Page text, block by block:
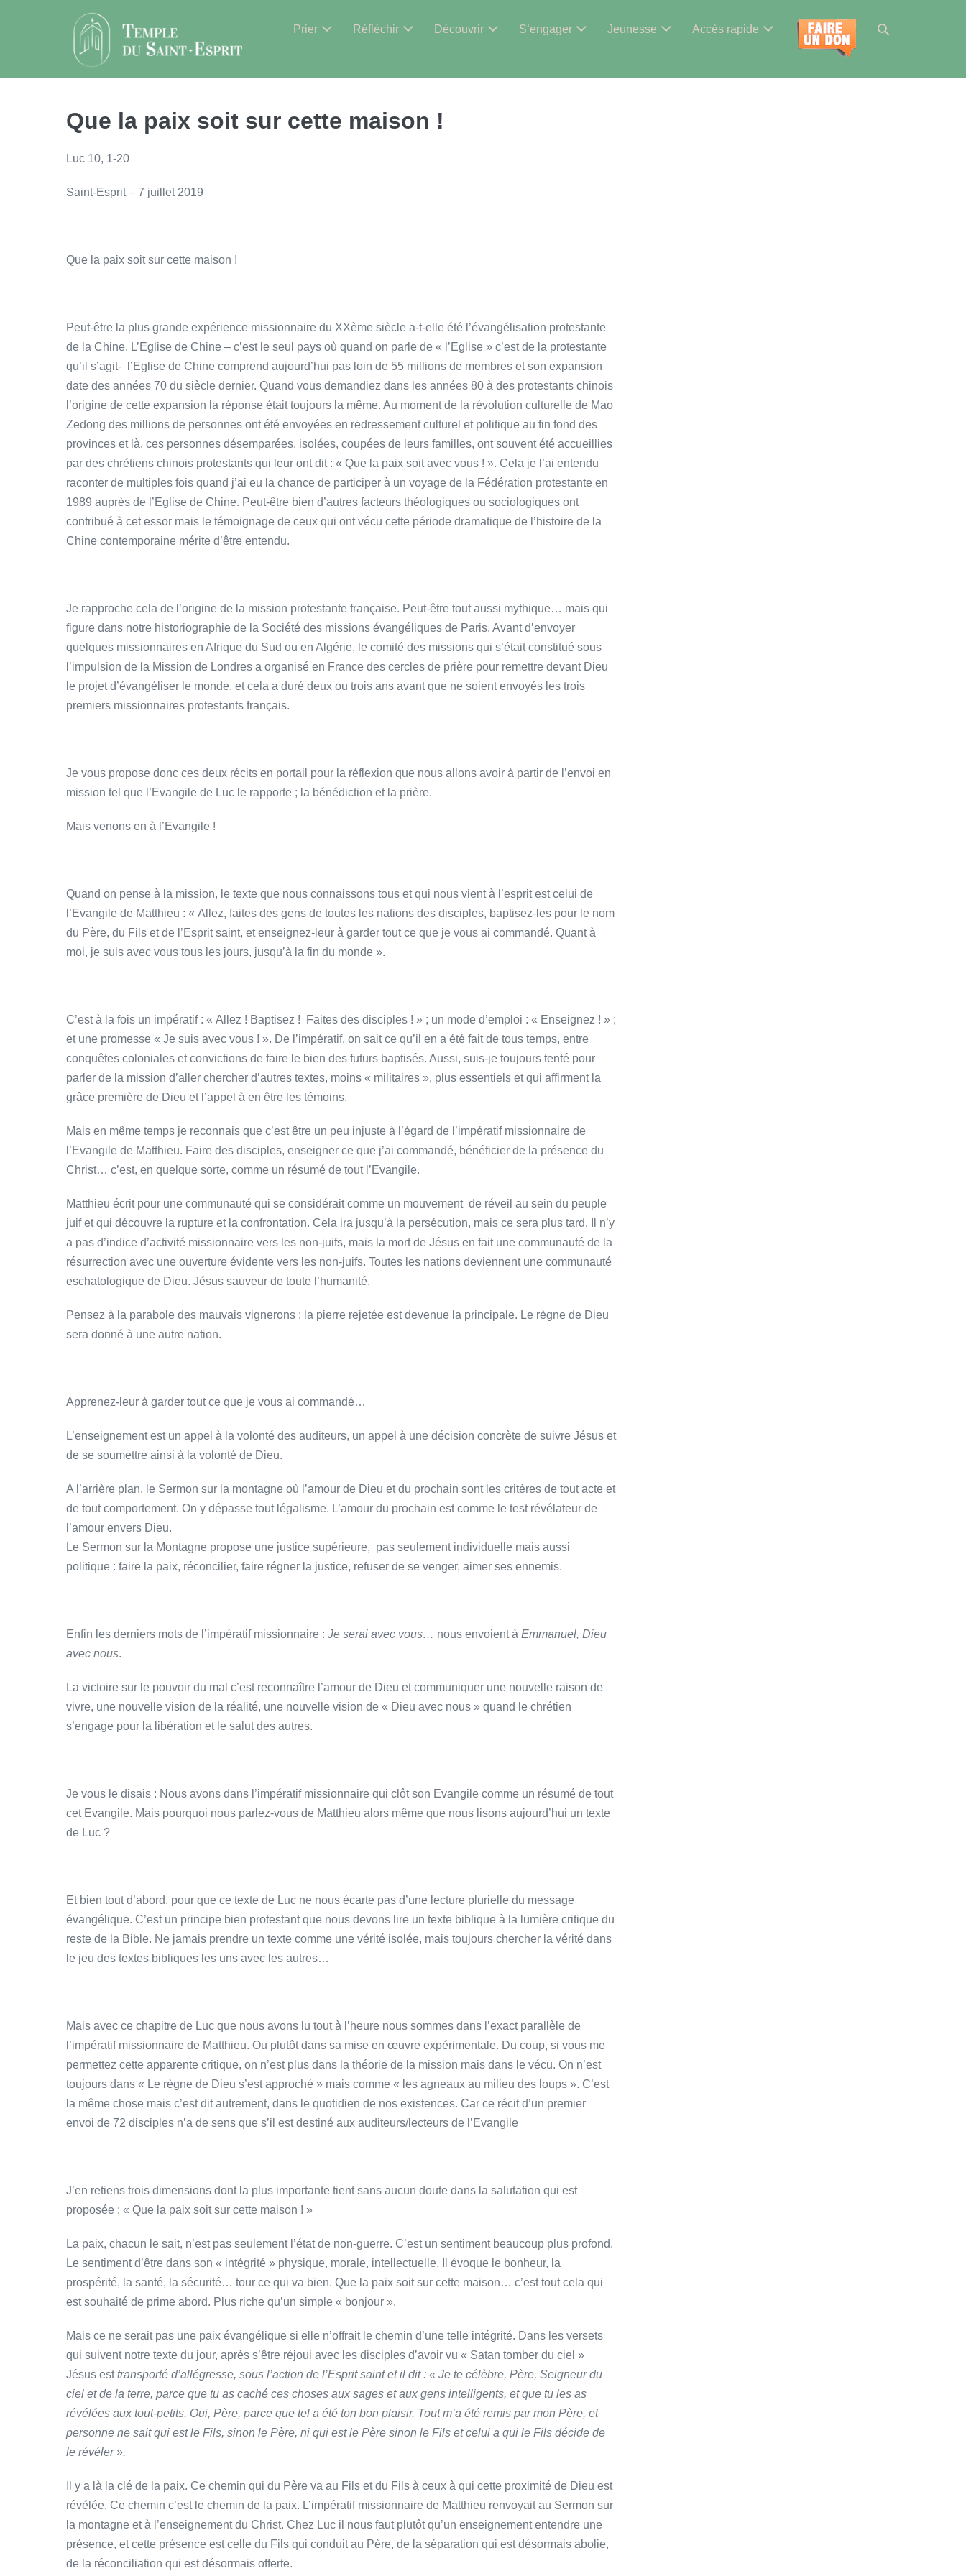
Prier Réfléchir Découvrir S’engager Jeunesse Accès rapide
Basculer
Que la paix soit sur cette maison !
Luc 10, 1-20
Saint-Esprit – 7 juillet 2019
Que la paix soit sur cette maison !
Peut-être la plus grande expérience missionnaire du XXème siècle a-t-elle été l’évangélisation protestante
de la Chine. L’Eglise de Chine – c’est le seul pays où quand on parle de « l’Eglise » c’est de la protestante
qu’il s’agit- l’Eglise de Chine comprend aujourd’hui pas loin de 55 millions de membres et son expansion
date des années 70 du siècle dernier. Quand vous demandiez dans les années 80 à des protestants chinois
l’origine de cette expansion la réponse était toujours la même. Au moment de la révolution culturelle de Mao
Zedong des millions de personnes ont été envoyées en redressement culturel et politique au fin fond des
provinces et là, ces personnes désemparées, isolées, coupées de leurs familles, ont souvent été accueillies
par des chrétiens chinois protestants qui leur ont dit : « Que la paix soit avec vous ! ». Cela je l’ai entendu
raconter de multiples fois quand j’ai eu la chance de participer à un voyage de la Fédération protestante en
1989 auprès de l’Eglise de Chine. Peut-être bien d’autres facteurs théologiques ou sociologiques ont
contribué à cet essor mais le témoignage de ceux qui ont vécu cette période dramatique de l’histoire de la
Chine contemporaine mérite d’être entendu.
Je rapproche cela de l’origine de la mission protestante française. Peut-être tout aussi mythique… mais qui
figure dans notre historiographie de la Société des missions évangéliques de Paris. Avant d’envoyer
quelques missionnaires en Afrique du Sud ou en Algérie, le comité des missions qui s’était constitué sous
l’impulsion de la Mission de Londres a organisé en France des cercles de prière pour remettre devant Dieu
le projet d’évangéliser le monde, et cela a duré deux ou trois ans avant que ne soient envoyés les trois
premiers missionnaires protestants français.
Je vous propose donc ces deux récits en portail pour la réflexion que nous allons avoir à partir de l’envoi en
mission tel que l’Evangile de Luc le rapporte ; la bénédiction et la prière.
Mais venons en à l’Evangile !
Quand on pense à la mission, le texte que nous connaissons tous et qui nous vient à l’esprit est celui de
l’Evangile de Matthieu : « Allez, faites des gens de toutes les nations des disciples, baptisez-les pour le nom
du Père, du Fils et de l’Esprit saint, et enseignez-leur à garder tout ce que je vous ai commandé. Quant à
moi, je suis avec vous tous les jours, jusqu’à la fin du monde ».
C’est à la fois un impératif : « Allez ! Baptisez ! Faites des disciples ! » ; un mode d’emploi : « Enseignez ! » ;
et une promesse « Je suis avec vous ! ». De l’impératif, on sait ce qu’il en a été fait de tous temps, entre
conquêtes coloniales et convictions de faire le bien des futurs baptisés. Aussi, suis-je toujours tenté pour
parler de la mission d’aller chercher d’autres textes, moins « militaires », plus essentiels et qui affirment la
grâce première de Dieu et l’appel à en être les témoins.
Mais en même temps je reconnais que c’est être un peu injuste à l’égard de l’impératif missionnaire de
l’Evangile de Matthieu. Faire des disciples, enseigner ce que j’ai commandé, bénéficier de la présence du
Christ… c’est, en quelque sorte, comme un résumé de tout l’Evangile.
Matthieu écrit pour une communauté qui se considérait comme un mouvement de réveil au sein du peuple
juif et qui découvre la rupture et la confrontation. Cela ira jusqu’à la persécution, mais ce sera plus tard. Il n’y
a pas d’indice d’activité missionnaire vers les non-juifs, mais la mort de Jésus en fait une communauté de la
résurrection avec une ouverture évidente vers les non-juifs. Toutes les nations deviennent une communauté
eschatologique de Dieu. Jésus sauveur de toute l’humanité.
Pensez à la parabole des mauvais vignerons : la pierre rejetée est devenue la principale. Le règne de Dieu
sera donné à une autre nation.
Apprenez-leur à garder tout ce que je vous ai commandé…
L’enseignement est un appel à la volonté des auditeurs, un appel à une décision concrète de suivre Jésus et
de se soumettre ainsi à la volonté de Dieu.
A l’arrière plan, le Sermon sur la montagne où l’amour de Dieu et du prochain sont les critères de tout acte et
de tout comportement. On y dépasse tout légalisme. L’amour du prochain est comme le test révélateur de
l’amour envers Dieu.
Le Sermon sur la Montagne propose une justice supérieure, pas seulement individuelle mais aussi
politique : faire la paix, réconcilier, faire régner la justice, refuser de se venger, aimer ses ennemis.
Enfin les derniers mots de l’impératif missionnaire : Je serai avec vous… nous envoient à Emmanuel, Dieu
avec nous.
La victoire sur le pouvoir du mal c’est reconnaître l’amour de Dieu et communiquer une nouvelle raison de
vivre, une nouvelle vision de la réalité, une nouvelle vision de « Dieu avec nous » quand le chrétien
s’engage pour la libération et le salut des autres.
Je vous le disais : Nous avons dans l’impératif missionnaire qui clôt son Evangile comme un résumé de tout
cet Evangile. Mais pourquoi nous parlez-vous de Matthieu alors même que nous lisons aujourd’hui un texte
de Luc ?
Et bien tout d’abord, pour que ce texte de Luc ne nous écarte pas d’une lecture plurielle du message
évangélique. C’est un principe bien protestant que nous devons lire un texte biblique à la lumière critique du
reste de la Bible. Ne jamais prendre un texte comme une vérité isolée, mais toujours chercher la vérité dans
le jeu des textes bibliques les uns avec les autres…
Mais avec ce chapitre de Luc que nous avons lu tout à l’heure nous sommes dans l’exact parallèle de
l’impératif missionnaire de Matthieu. Ou plutôt dans sa mise en œuvre expérimentale. Du coup, si vous me
permettez cette apparente critique, on n’est plus dans la théorie de la mission mais dans le vécu. On n’est
toujours dans « Le règne de Dieu s’est approché » mais comme « les agneaux au milieu des loups ». C’est
la même chose mais c’est dit autrement, dans le quotidien de nos existences. Car ce récit d’un premier
envoi de 72 disciples n’a de sens que s’il est destiné aux auditeurs/lecteurs de l’Evangile
J’en retiens trois dimensions dont la plus importante tient sans aucun doute dans la salutation qui est
proposée : « Que la paix soit sur cette maison ! »
La paix, chacun le sait, n’est pas seulement l’état de non-guerre. C’est un sentiment beaucoup plus profond.
Le sentiment d’être dans son « intégrité » physique, morale, intellectuelle. Il évoque le bonheur, la
prospérité, la santé, la sécurité… tour ce qui va bien. Que la paix soit sur cette maison… c’est tout cela qui
est souhaité de prime abord. Plus riche qu’un simple « bonjour ».
Mais ce ne serait pas une paix évangélique si elle n’offrait le chemin d’une telle intégrité. Dans les versets
qui suivent notre texte du jour, après s’être réjoui avec les disciples d’avoir vu « Satan tomber du ciel »
Jésus esttransporté d’allégresse, sous l’action de l’Esprit saint et il dit : « Je te célèbre, Père, Seigneur du
ciel et de la terre, parce que tu as caché ces choses aux sages et aux gens intelligents, et que tu les as
révélées aux tout-petits. Oui, Père, parce que tel a été ton bon plaisir. Tout m’a été remis par mon Père, et
personne ne sait qui est le Fils, sinon le Père, ni qui est le Père sinon le Fils et celui a qui le Fils décide de
le révéler ».
Il y a là la clé de la paix. Ce chemin qui du Père va au Fils et du Fils à ceux à qui cette proximité de Dieu est
révélée. Ce chemin c’est le chemin de la paix. L’impératif missionnaire de Matthieu renvoyait au Sermon sur
la montagne et à l’enseignement du Christ. Chez Luc il nous faut plutôt qu’un enseignement entendre une
présence, et cette présence est celle du Fils qui conduit au Père, de la séparation qui est désormais abolie,
de la réconciliation qui est désormais offerte.